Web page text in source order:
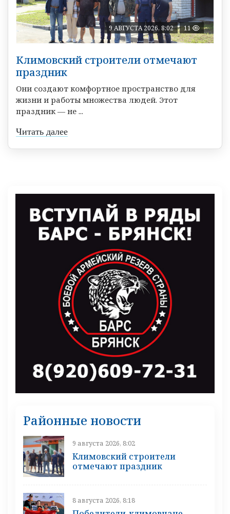
9 АВГУСТА 2026, 8:02 11
Климовский строители отмечают
праздник
Они создают комфортное пространство для
жизни и работы множества людей. Этот
праздник — не ...
Читать далее
Районные новости
9 августа 2026, 8:02
Климовский строители
отмечают праздник
8 августа 2026, 8:18